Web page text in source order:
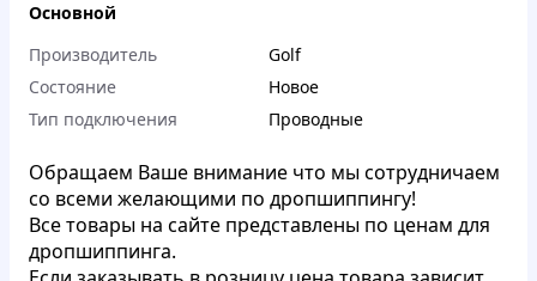
Основной
Производитель
Golf
Состояние
Новое
Тип подключения
Проводные
Обращаем Ваше внимание что мы сотрудничаем
со всеми желающими по дропшиппингу!
Все товары на сайте представлены по ценам для
дропшиппинга.